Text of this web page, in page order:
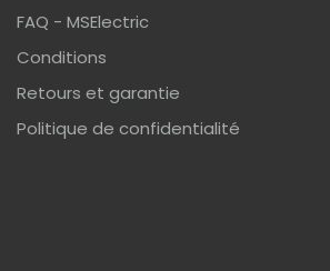
FAQ - MSElectric
Conditions
Retours et garantie
Politique de confidentialité